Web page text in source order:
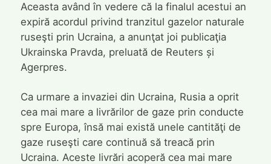
Aceasta având în vedere că la finalul acestui an
expiră acordul privind tranzitul gazelor naturale
ruseşti prin Ucraina, a anunţat joi publicaţia
Ukrainska Pravda, preluată de Reuters și
Agerpres.
Ca urmare a invaziei din Ucraina, Rusia a oprit
cea mai mare a livrărilor de gaze prin conducte
spre Europa, însă mai există unele cantităţi de
gaze ruseşti care continuă să treacă prin
Ucraina. Aceste livrări acoperă cea mai mare